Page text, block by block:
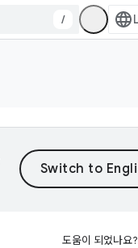
/
도움이 되었나요?